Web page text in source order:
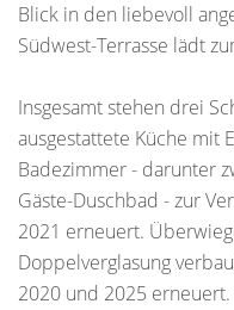
Blick in den liebevoll
Südwest-Terrasse lädt
Insgesamt stehen drei
ausgestattete Küche mit
Badezimmer - darunter
Gäste-Duschbad - zur
2021 erneuert.
Doppelverglasung
2020 und 2025 erneuert.